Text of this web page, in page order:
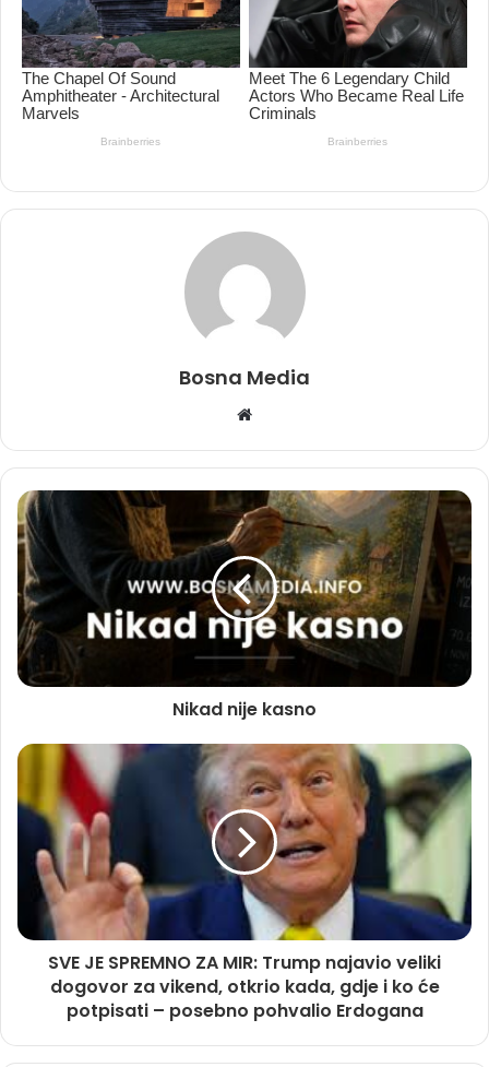
Bosna Media
Website
Nikad nije kasno
SVE JE SPREMNO ZA MIR: Trump najavio veliki
dogovor za vikend, otkrio kada, gdje i ko će
potpisati – posebno pohvalio Erdogana